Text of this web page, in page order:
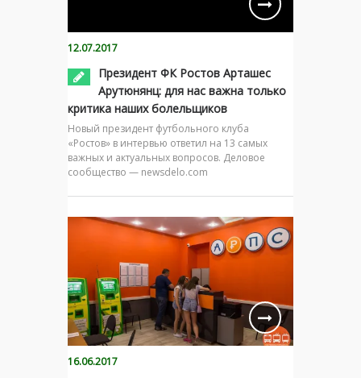
12.07.2017
Президент ФК Ростов Арташес
Арутюнянц: для нас важна только
критика наших болельщиков
Новый президент футбольного клуба
«Ростов» в интервью ответил на 13 самых
важных и актуальных вопросов. Деловое
сообщество — newsdelo.com
16.06.2017